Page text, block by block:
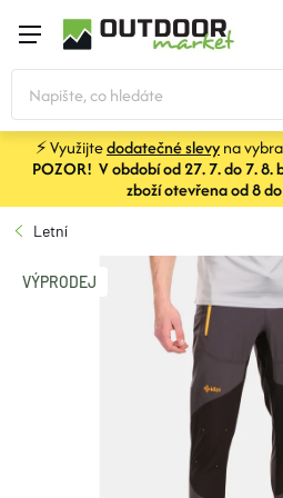
obsah
STANY
SPACÁKY
BATOHY A TAŠKY
⚡ Využijtedodatečné slevyna
POZOR! V období od 27. 7. do 7.
zboží otevřena od 8
Letní
VÝPRODEJ